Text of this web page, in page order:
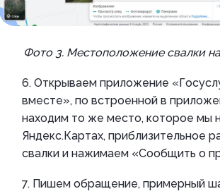
Фото 3. Местоположение свалки
6. Открываем приложение
вместе», по встроенной в
находим то же место, которое мы
Яндекс.Картах, приблизительное
свалки и нажимаем «Сообщить о
7. Пишем обращение, примерный